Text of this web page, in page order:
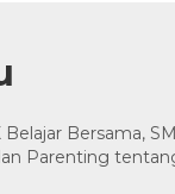
Belajar Bersama,
Parenting